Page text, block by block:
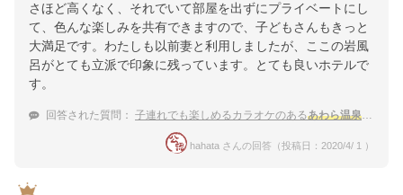
さほど高くなく、それでいて部屋を出ずにプライベートにし
て、色んな楽しみを共有できますので、子どもさんもきっと
大満足です。わたしも以前妻と利用しましたが、ここの岩風
呂がとても立派で印象に残っています。とても良いホテルで
す。
回答された質問： 子連れでも楽しめるカラオケのあるあわら温泉の宿は
hahata さんの回答（投稿日：2020/4/ 1 ）